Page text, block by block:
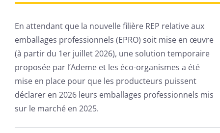
En attendant que la nouvelle filière REP relative aux
emballages professionnels (EPRO) soit mise en œuvre
(à partir du 1er juillet 2026), une solution temporaire
proposée par l’Ademe et les éco-organismes a été
mise en place pour que les producteurs puissent
déclarer en 2026 leurs emballages professionnels mis
sur le marché en 2025.